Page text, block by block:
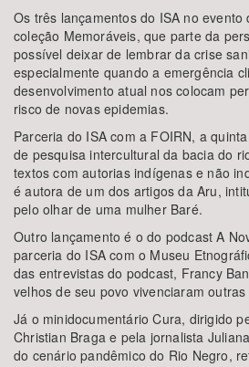
Os três lançamentos do ISA no evento
coleção Memoráveis, que parte da
possível deixar de lembrar da crise
especialmente quando a emergência
desenvolvimento atual nos colocam
risco de novas epidemias.
Parceria do ISA com a FOIRN, a
de pesquisa intercultural da bacia do
textos com autorias indígenas e não
é autora de um dos artigos da Aru,
pelo olhar de uma mulher Baré.
Outro lançamento é o do podcast A
parceria do ISA com o Museu
das entrevistas do podcast, Francy
velhos de seu povo vivenciaram outras
Já o minidocumentário Cura, dirigido
Christian Braga e pela jornalista
do cenário pandêmico do Rio Negro,